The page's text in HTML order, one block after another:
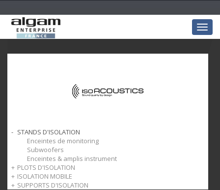
STANDS D'ISOLATION
Enceintes de monitoring
Subwoofers
Enceintes & amplis instrument
PLOTS D'ISOLATION
Pucks
ISOLATION MOBILE
Stage
SUPPORTS D'ISOLATION